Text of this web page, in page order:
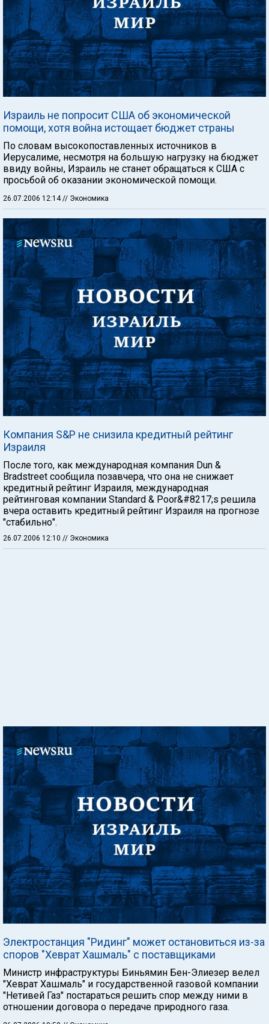
Израиль не попросит США об экономической
помощи, хотя война истощает бюджет страны
По словам высокопоставленных источников в
Иерусалиме, несмотря на большую нагрузку на бюджет
ввиду войны, Израиль не станет обращаться к США с
просьбой об оказании экономической помощи.
26.07.2006 12:14// Экономика
Компания S&P не снизила кредитный рейтинг
Израиля
После того, как международная компания Dun &
Bradstreet сообщила позавчера, что она не снижает
кредитный рейтинг Израиля, международная
рейтинговая компании Standard & Poor&#8217;s решила
вчера оставить кредитный рейтинг Израиля на прогнозе
"стабильно".
26.07.2006 12:10 // Экономика
Электростанция "Ридинг" может остановиться из-за
споров "Хеврат Хашмаль" с поставщиками
Министр инфраструктуры Биньямин Бен-Элиезер велел
"Хеврат Хашмаль" и государственной газовой компании
"Нетивей Газ" постараться решить спор между ними в
отношении договора о передаче природного газа.